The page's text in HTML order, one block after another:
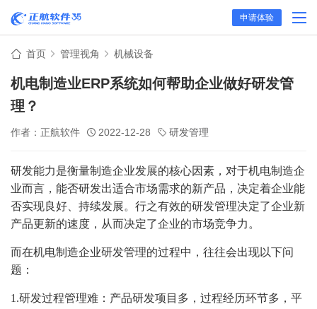
申请体验
首页 管理视角 机械设备
机电制造业ERP系统如何帮助企业做好研发管
理？
作者：正航软件 2022-12-28 研发管理
研发能力是衡量制造企业发展的核心因素，对于机电制造企
业而言，能否研发出适合市场需求的新产品，决定着企业能
否实现良好、持续发展。行之有效的研发管理决定了企业新
产品更新的速度，从而决定了企业的市场竞争力。
而在机电制造企业研发管理的过程中，往往会出现以下问
题：
1.研发过程管理难：产品研发项目多，过程经历环节多，平